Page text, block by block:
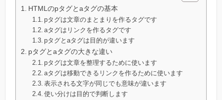
HTMLのpタグとaタグの基本
pタグは文章のまとまりを作るタグです
aタグはリンクを作るタグです
pタグとaタグは目的が違います
pタグとaタグの大きな違い
pタグは文章を整理するために使います
aタグは移動できるリンクを作るために使います
表示される文字が同じでも意味が違います
使い分けは目的で判断します